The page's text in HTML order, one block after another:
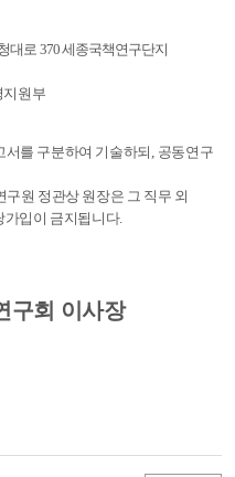
대로 370세종국책연구단지
지원부
서를 구분하여 기술하되 , 공동연구
원 정관상 원장은 그 직무 외
가입이 금지됩니다.
구회 이사장